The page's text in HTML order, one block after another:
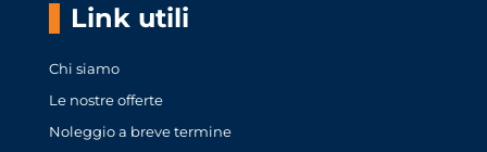
Link utili
Chi siamo
Le nostre offerte
Noleggio a breve termine